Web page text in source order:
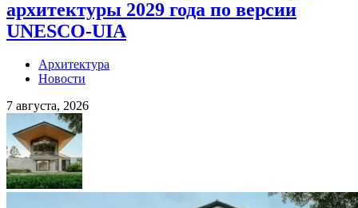
архитектуры 2029 года по версии
UNESCO-UIA
Архитектура
Новости
7 августа, 2026